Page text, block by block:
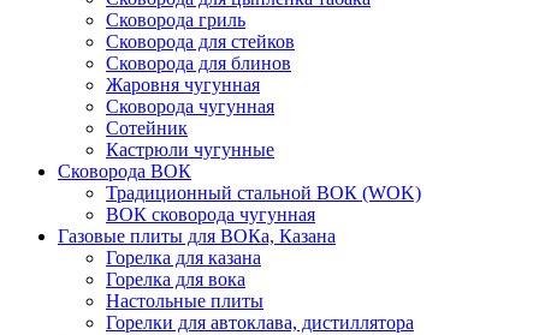
Сковорода гриль
Сковорода для стейков
Сковорода для блинов
Жаровня чугунная
Сковорода чугунная
Сотейник
Кастрюли чугунные
Сковорода ВОК
Традиционный стальной ВОК (WOK)
ВОК сковорода чугунная
Газовые плиты для ВОКа, Казана
Горелка для казана
Горелка для вока
Настольные плиты
Горелки для автоклава, дистиллятора